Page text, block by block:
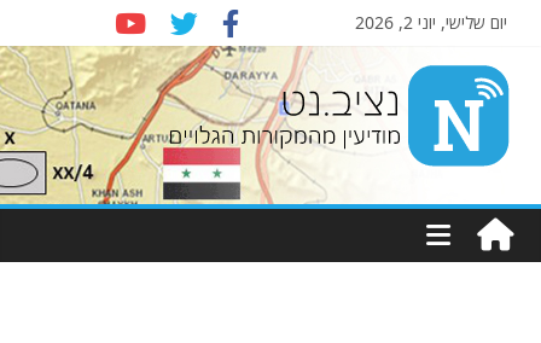
יום שלישי, יוני 2, 2026
Nziv.net
מודיעין
מהמקורות